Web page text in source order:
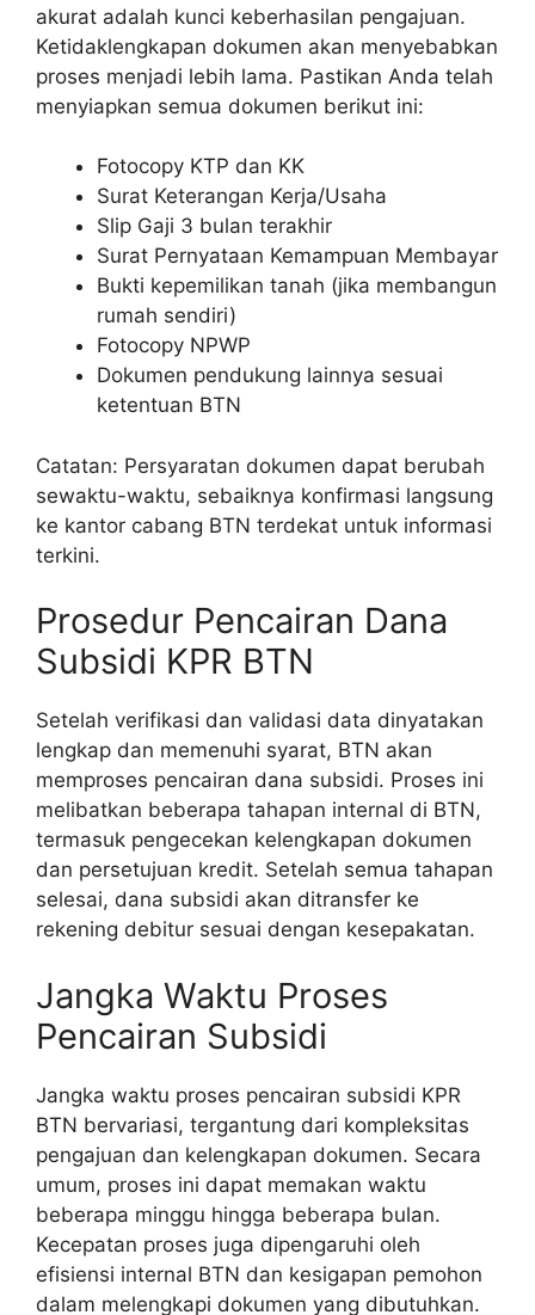
akurat adalah kunci keberhasilan pengajuan.
Ketidaklengkapan dokumen akan menyebabkan
proses menjadi lebih lama. Pastikan Anda telah
menyiapkan semua dokumen berikut ini:
Fotocopy KTP dan KK
Surat Keterangan Kerja/Usaha
Slip Gaji 3 bulan terakhir
Surat Pernyataan Kemampuan Membayar
Bukti kepemilikan tanah (jika membangun
rumah sendiri)
Fotocopy NPWP
Dokumen pendukung lainnya sesuai
ketentuan BTN
Catatan: Persyaratan dokumen dapat berubah
sewaktu-waktu, sebaiknya konfirmasi langsung
ke kantor cabang BTN terdekat untuk informasi
terkini.
Prosedur Pencairan Dana
Subsidi KPR BTN
Setelah verifikasi dan validasi data dinyatakan
lengkap dan memenuhi syarat, BTN akan
memproses pencairan dana subsidi. Proses ini
melibatkan beberapa tahapan internal di BTN,
termasuk pengecekan kelengkapan dokumen
dan persetujuan kredit. Setelah semua tahapan
selesai, dana subsidi akan ditransfer ke
rekening debitur sesuai dengan kesepakatan.
Jangka Waktu Proses
Pencairan Subsidi
Jangka waktu proses pencairan subsidi KPR
BTN bervariasi, tergantung dari kompleksitas
pengajuan dan kelengkapan dokumen. Secara
umum, proses ini dapat memakan waktu
beberapa minggu hingga beberapa bulan.
Kecepatan proses juga dipengaruhi oleh
efisiensi internal BTN dan kesigapan pemohon
dalam melengkapi dokumen yang dibutuhkan.